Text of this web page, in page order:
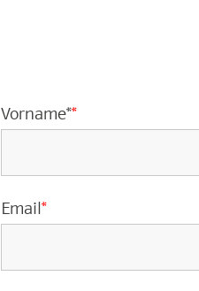
Vorname**
Email*